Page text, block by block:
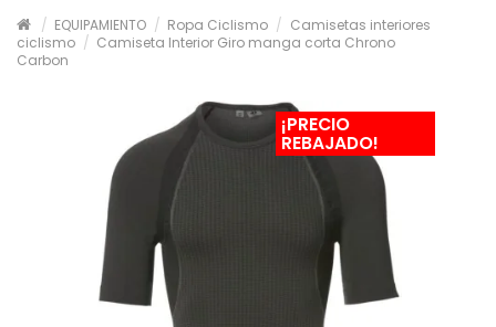
EQUIPAMIENTO Ropa Ciclismo
Camisetas interiores
ciclismo
Camiseta Interior Giro manga corta Chrono
Carbon
¡PRECIO
REBAJADO!